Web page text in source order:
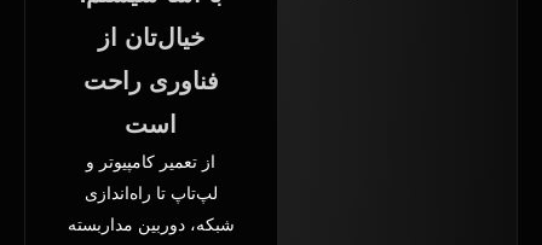
خیال‌تان از
فناوری راحت
است
از تعمیر کامپیوتر و
لپ‌تاپ تا راه‌اندازی
شبکه، دوربین مداربسته